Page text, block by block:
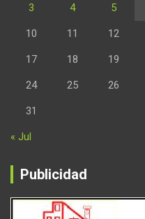
3 4 5
10 11 12
17 18 19
24 25 26
31
« Jul
Publicidad